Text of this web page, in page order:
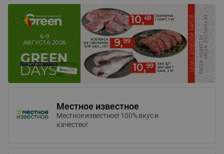
Местное известное
Местное известное! 100% вкус и
качество!